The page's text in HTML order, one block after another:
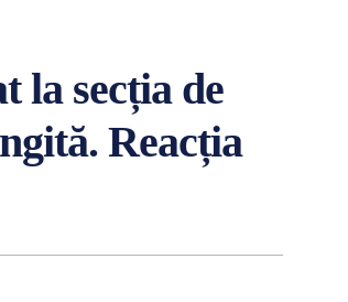
la secția de
Reacția